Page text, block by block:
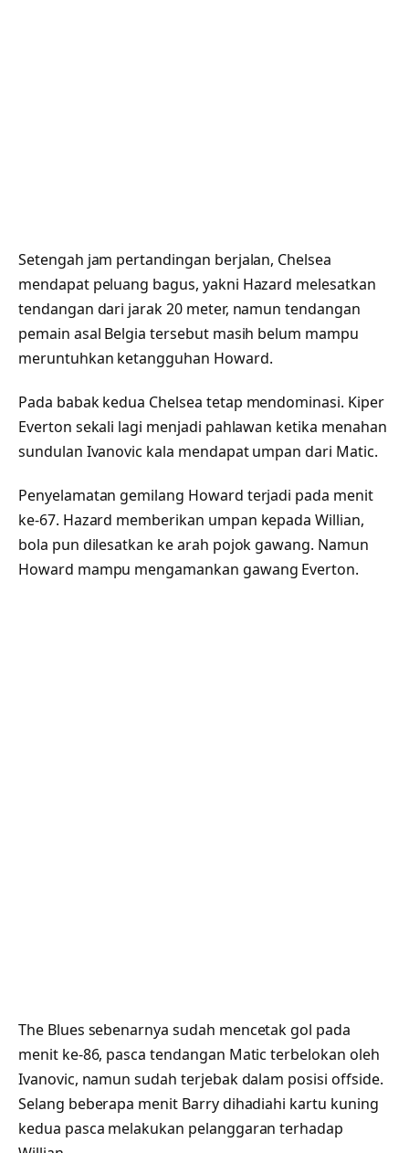
Setengah jam pertandingan berjalan, Chelsea
mendapat peluang bagus, yakni Hazard melesatkan
tendangan dari jarak 20 meter, namun tendangan
pemain asal Belgia tersebut masih belum mampu
meruntuhkan ketangguhan Howard.
Pada babak kedua Chelsea tetap mendominasi. Kiper
Everton sekali lagi menjadi pahlawan ketika menahan
sundulan Ivanovic kala mendapat umpan dari Matic.
Penyelamatan gemilang Howard terjadi pada menit
ke-67. Hazard memberikan umpan kepada Willian,
bola pun dilesatkan ke arah pojok gawang. Namun
Howard mampu mengamankan gawang Everton.
The Blues sebenarnya sudah mencetak gol pada
menit ke-86, pasca tendangan Matic terbelokan oleh
Ivanovic, namun sudah terjebak dalam posisi offside.
Selang beberapa menit Barry dihadiahi kartu kuning
kedua pasca melakukan pelanggaran terhadap